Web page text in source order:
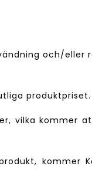
och/eller
produktpriset.
vilka kommer